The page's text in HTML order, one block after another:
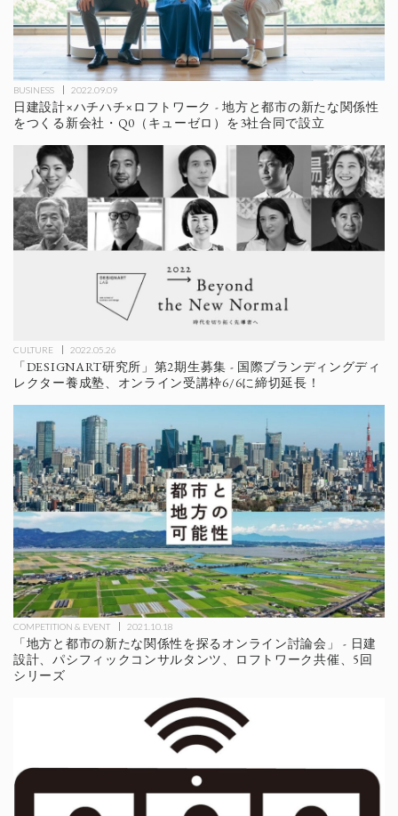
BUSINESS 2022.09.09
日建設計×ハチハチ×ロフトワーク - 地方と都市の新たな関係性
をつくる新会社・Q0（キューゼロ）を3社合同で設立
CULTURE 2022.05.26
「DESIGNART研究所」第2期生募集 - 国際ブランディングディ
レクター養成塾、オンライン受講枠6/6に締切延長！
COMPETITION & EVENT 2021.10.18
「地方と都市の新たな関係性を探るオンライン討論会」 - 日建
設計、パシフィックコンサルタンツ、ロフトワーク共催、5回
シリーズ